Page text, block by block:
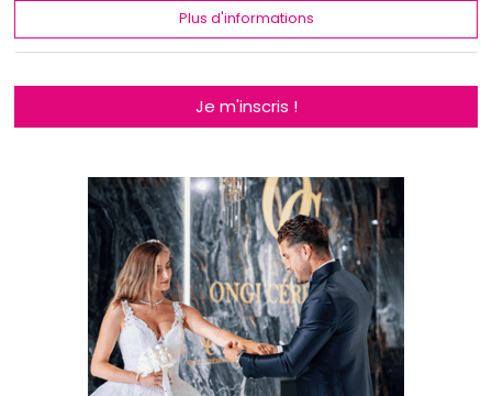
Plus d'informations
Je m'inscris !